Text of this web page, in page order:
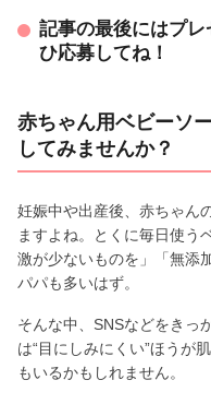
記事の最後にはプ
ひ応募してね！
赤ちゃん用ベビーソ
してみませんか？
妊娠中や出産後、赤ちゃん
ますよね。とくに毎日使う
激が少ないものを」「無添
パパも多いはず。
そんな中、SNSなどをきっ
は“目にしみにくい”ほうが
もいるかもしれません。